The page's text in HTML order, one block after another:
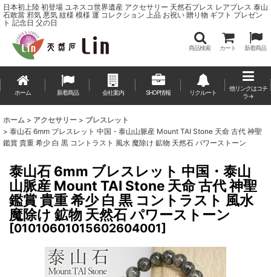
日本初上陸 初登場 ユネスコ世界遺産 アクセサリー 天然石ブレス レアブレス 泰山
石敢當 邪気 悪気 紋様 模様 運 コレクション 上品 お祝い 贈り物 ギフト プレゼン
ト 記念日 父の日
商品検索 カート 新着商品
ホーム 新着商品 会社案内 SHOP情報 リクルート
他リンクはコチ
ラ→
ホーム > アクセサリー > ブレスレット
> 泰山石 6mm ブレスレット 中国・泰山山脈産 Mount TAI Stone 天命 古代 神聖
鑑賞 貴重 希少 白 黒 コントラスト 風水 魔除け 鉱物 天然石 パワーストーン
泰山石 6mm ブレスレット 中国・泰山
山脈産 Mount TAI Stone 天命 古代 神聖
鑑賞 貴重 希少 白 黒 コントラスト 風水
魔除け 鉱物 天然石 パワーストーン
[01010601015602604001]